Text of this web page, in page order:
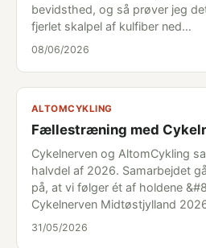
bevidsthed, og så prøver jeg
fjerlet skalpel af kulfiber ned…
08/06/2026
ALTOMCYKLING
Fællestræning med
Cykelnerven og AltomCykling
halvdel af 2026. Samarbejdet
på, at vi følger ét af holdene
Cykelnerven Midtøstjylland
31/05/2026